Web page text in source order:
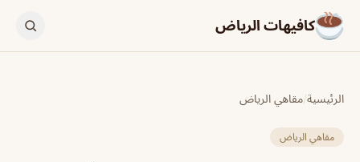
كافيهات الرياض
الرئيسية/مقاهي الرياض
مقاهي الرياض